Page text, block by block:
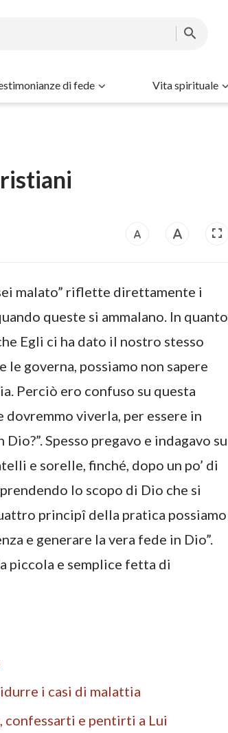
di fede Vita spirituale
malato” riflette direttamente i
queste si ammalano. In quanto
Egli ci ha dato il nostro stesso
governa, possiamo non sapere
Perciò ero confuso su questa
viverla, per essere in
Spesso pregavo e indagavo su
e sorelle, finché, dopo un po’ di
lo scopo di Dio che si
principî della pratica possiamo
e generare la vera fede in Dio”.
piccola e semplice fetta di
i casi di malattia
confessarti e pentirti a Lui